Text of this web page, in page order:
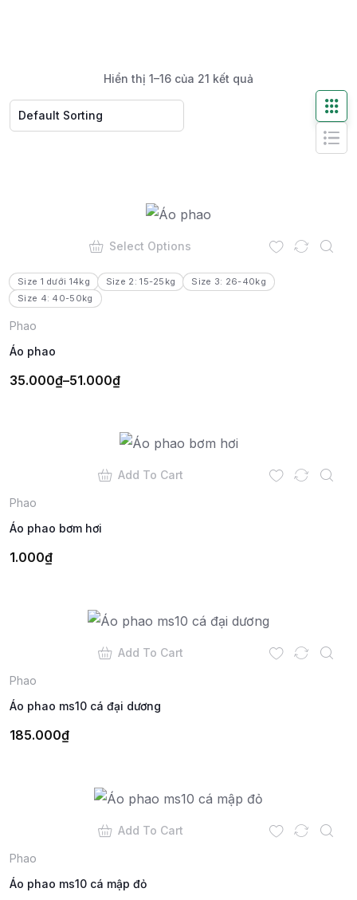
Hiển thị 1–16 của 21 kết quả
Select Options
Size 1 dưới 14kg Size 2: 15-25kg
Size 3: 26-40kg
Size 4: 40-50kg
Phao
Áo phao
35.000₫–51.000₫
Add To Cart
Phao
Áo phao bơm hơi
1.000₫
Add To Cart
Phao
Áo phao ms10 cá đại dương
185.000₫
Add To Cart
Phao
Áo phao ms10 cá mập đỏ